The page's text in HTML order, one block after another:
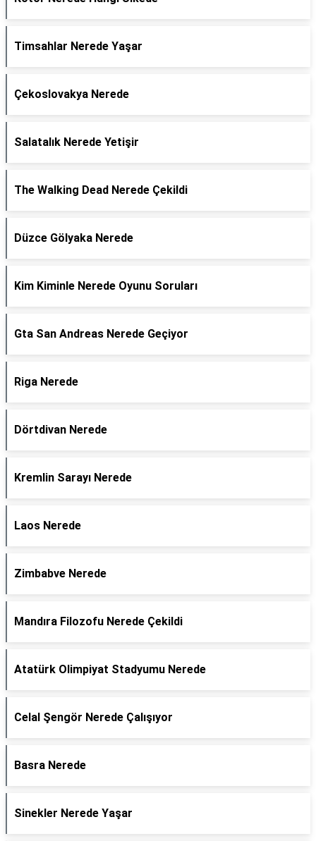
Timsahlar Nerede Yaşar
Çekoslovakya Nerede
Salatalık Nerede Yetişir
The Walking Dead Nerede Çekildi
Düzce Gölyaka Nerede
Kim Kiminle Nerede Oyunu Soruları
Gta San Andreas Nerede Geçiyor
Riga Nerede
Dörtdivan Nerede
Kremlin Sarayı Nerede
Laos Nerede
Zimbabve Nerede
Mandıra Filozofu Nerede Çekildi
Atatürk Olimpiyat Stadyumu Nerede
Celal Şengör Nerede Çalışıyor
Basra Nerede
Sinekler Nerede Yaşar